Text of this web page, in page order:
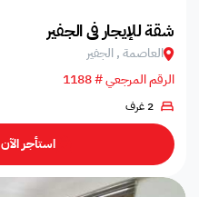
شقة للإيجار في الجفير
العاصمة , الجفير
الرقم المرجعي # 1188
2 غرف
استأجر الآن